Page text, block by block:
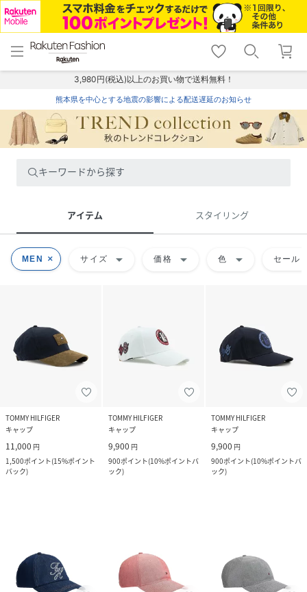
menu home
トップ
shopping_cart lock_outline
ログイン
3,980円(税込)以上のお買い物で送料無料！
熊本県を中心とする地震の影響による配送遅延のお知らせ
キーワードから探す
アイテム スタイリング
MEN サイズ arrow_drop_down 価格 arrow_drop_down 色 arrow_drop_down セール
TOMMY HILFIGER
キャップ
11,000 円
1,500ポイント(15%ポイント
バック)
TOMMY HILFIGER
キャップ
9,900 円
900ポイント(10%ポイントバ
ック)
TOMMY HILFIGER
キャップ
9,900 円
900ポイント(10%ポイントバ
ック)